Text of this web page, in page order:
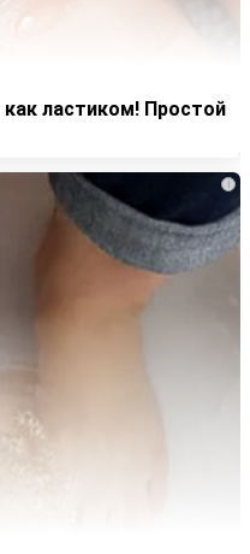
как ластиком! Простой
i